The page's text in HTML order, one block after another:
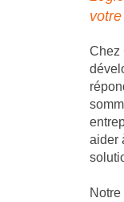
Chez
aider